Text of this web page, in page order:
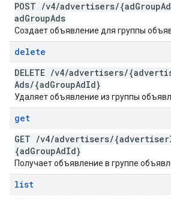
POST /v4/advertisers/{adGroupAd
adGroupAds
Создает объявление для группы
delete
DELETE /v4/advertisers/
Ads/{adGroupAdId}
Удаляет объявление из группы
get
GET /v4/advertisers/{advertiser
{adGroupAdId}
Получает объявление в группе
list